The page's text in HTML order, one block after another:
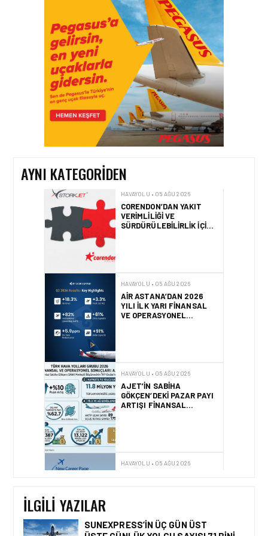
AYNI KATEGORIDEN
HAVAYOLU • 07 AĞU 2026
SUNEXPRESS’IN ÜÇ GÜN
ÜST ÜSTE GÜNLÜK
YOLCU SAYISI 71 BINI AŞTI
HAVAYOLU • 05 AĞU 2026
CORENDON’DAN YAKIT
VERIMLILIĞI VE
SÜRDÜRÜLEBILIRLIK IÇIN
İŞ BIRLIĞI!
YILI İLK YARI FINANSAL
VE OPERASYONEL
SONUÇLARI!
AJET’IN SABIHA
GÖKÇEN’DEKI PAZAR PAYI
ARTIŞI FINANSAL
SONUÇLARI NASIL
SUNEXPRESS’TEN YENI
KARIYER WEB SITESI VE
DIJITAL İŞE ALIM
PLATFORMU!
İLGILI YAZILAR
SUNEXPRESS’IN ÜÇ GÜN ÜST